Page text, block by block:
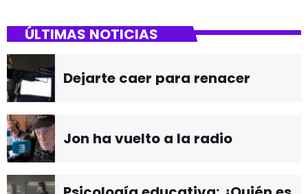
ÚLTIMAS NOTICIAS
Dejarte caer para renacer
Jon ha vuelto a la radio